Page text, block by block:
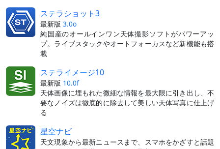
ステラショット3
最新版 3.0o
純国産のオールインワン天体撮影ソフトがパワーアッ
プ。ライブスタックやオートフォーカスなど新機能も搭
載
ステライメージ10
最新版 10.0f
天体画像に埋もれた微細な情報を最大限に引き出し、不
要なノイズは徹底的に除去して美しい天体写真に仕上げ
る
星空ナビ
天文現象から最新ニュースまで、スマホをかざすと話題